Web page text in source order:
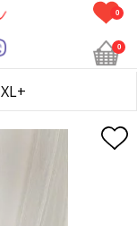
0
0